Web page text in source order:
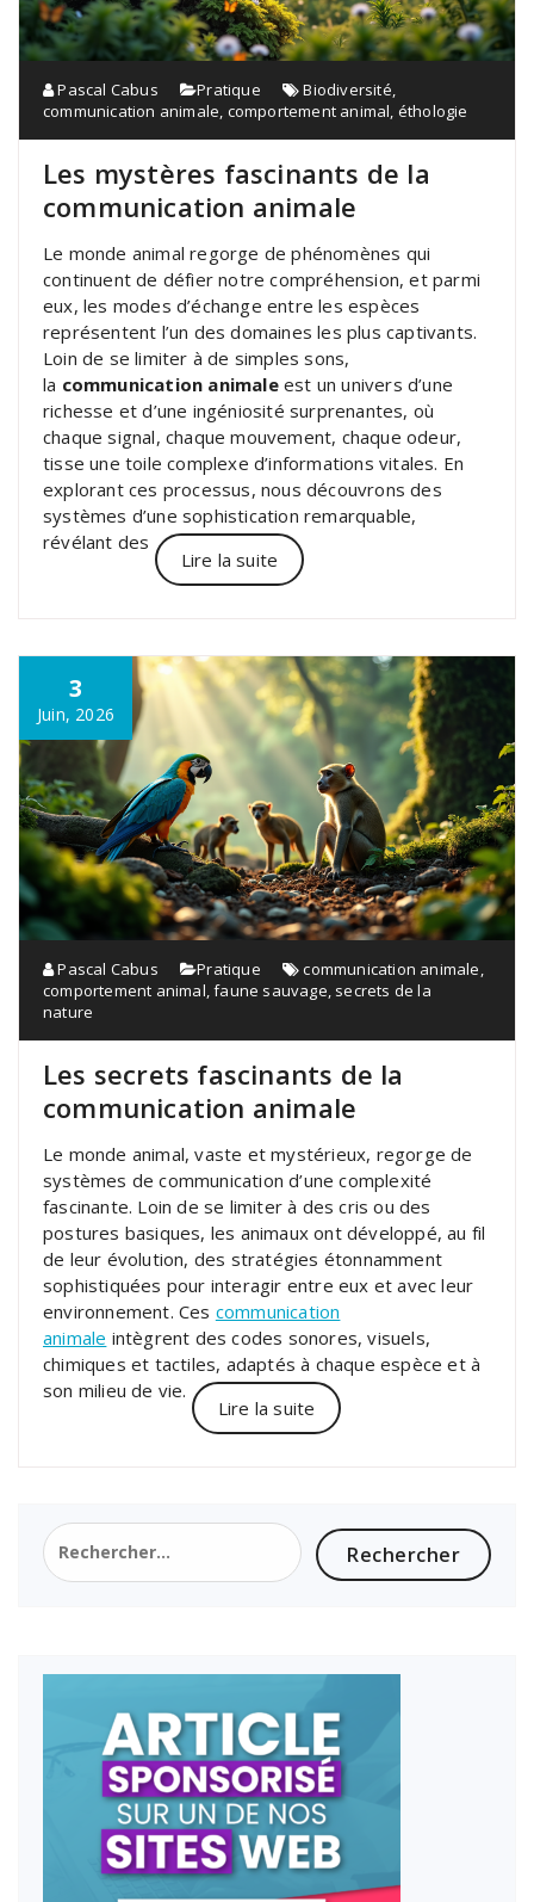
Pascal Cabus Pratique Biodiversité,
communication animale, comportement animal, éthologie
Les mystères fascinants de la
communication animale
Le monde animal regorge de phénomènes qui
continuent de défier notre compréhension, et parmi
eux, les modes d’échange entre les espèces
représentent l’un des domaines les plus captivants.
Loin de se limiter à de simples sons,
la communication animaleest un univers d’une
richesse et d’une ingéniosité surprenantes, où
chaque signal, chaque mouvement, chaque odeur,
tisse une toile complexe d’informations vitales. En
explorant ces processus, nous découvrons des
systèmes d’une sophistication remarquable,
révélant des
Lire la suite
3
Juin, 2026
Pascal Cabus Pratique communication animale
comportement animal ,faune sauvage secrets de la
nature
Les secrets fascinants de la
communication animale
Le monde animal, vaste et mystérieux, regorge de
systèmes de communication d’une complexité
fascinante. Loin de se limiter à des cris ou des
postures basiques, les animaux ont développé, au fil
de leur évolution, des stratégies étonnamment
sophistiquées pour interagir entre eux et avec leur
environnement. Ces communication
animale intègrent des codes sonores, visuels,
chimiques et tactiles, adaptés à chaque espèce et à
son milieu de vie.
Lire la suite
Rechercher :